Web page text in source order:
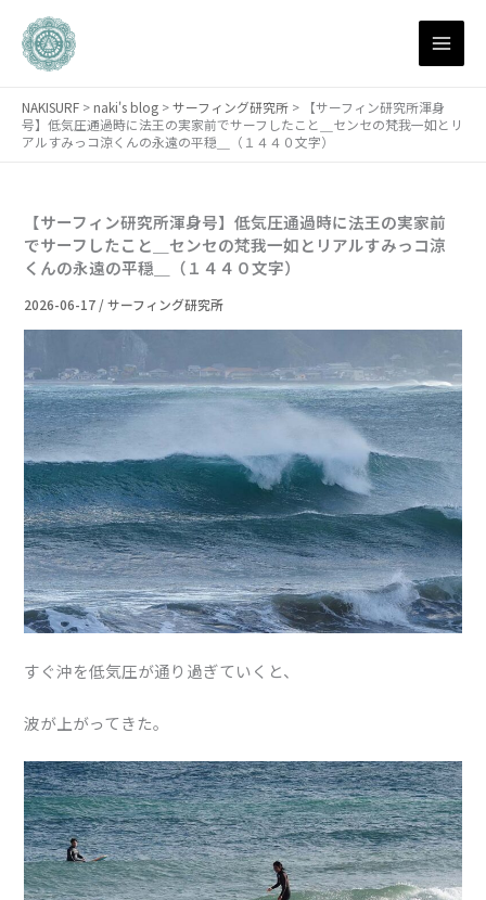
NAKISURF > naki's blog >サーフィング研究所 >
【サーフィン研究所渾身
号】低気圧通過時に法王の実家前でサーフしたこと＿センセの梵我一如とリ
アルすみっコ涼くんの永遠の平穏＿（１４４０文字）
【サーフィン研究所渾身号】低気圧通過時に法王の実家前
でサーフしたこと＿センセの梵我一如とリアルすみっコ涼
くんの永遠の平穏＿（１４４０文字）
2026-06-17 /サーフィング研究所
すぐ沖を低気圧が通り過ぎていくと、
波が上がってきた。
別
ア
ー
イ
ブ